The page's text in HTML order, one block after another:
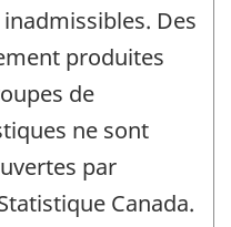
Des
produites
de
ne sont
par
Canada.